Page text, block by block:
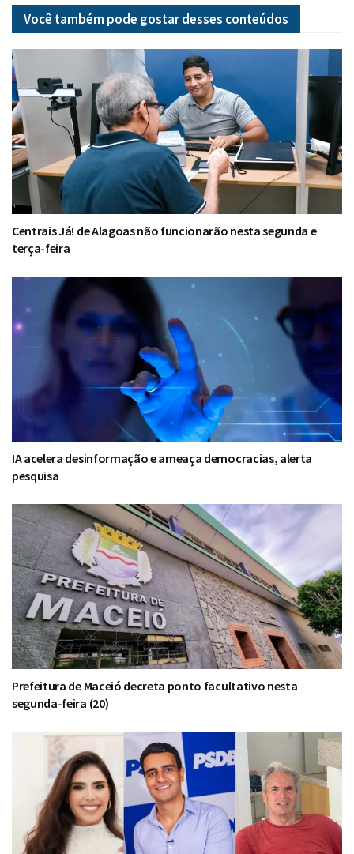
Você também pode gostar desses conteúdos
Centrais Já! de Alagoas não funcionarão nesta segunda e
terça-feira
IA acelera desinformação e ameaça democracias, alerta
pesquisa
Prefeitura de Maceió decreta ponto facultativo nesta
segunda-feira (20)